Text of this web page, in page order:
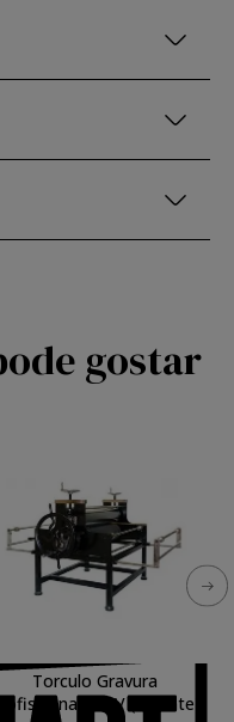
gostar
Torculo Gravura
120V (volante)